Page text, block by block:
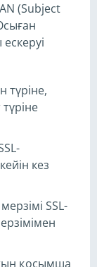
(Subject
түріне,
кез
SSL-
қосымша